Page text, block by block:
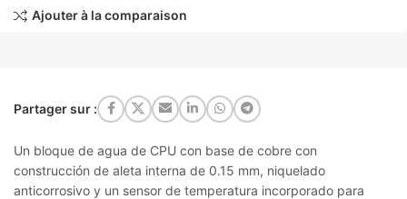
Ajouter à la comparaison
Partager sur :
Un bloque de agua de CPU con base de cobre con
construcción de aleta interna de 0.15 mm, niquelado
anticorrosivo y un sensor de temperatura incorporado para